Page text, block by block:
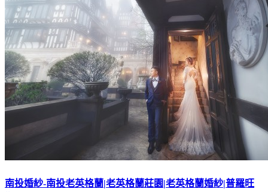
南投婚紗-南投老英格蘭|老英格蘭莊園|老英格蘭婚紗|普羅旺